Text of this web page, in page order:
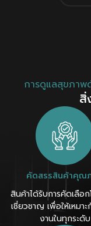
การดูแลสุขภาพ
สิ่
คัดสรรสินค้าคุณ
สินค้าได้รับการคัดเลือ
เชี่ยวชาญ เพื่อให้เหมาะ
งานในทุกระดับ